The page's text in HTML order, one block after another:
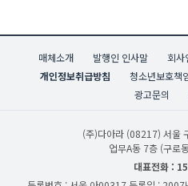
매체소개 발행인 인사말 회사
개인정보취급방침
청소년보호책
광고문의
(주)다아라 (08217) 서울
업무A동 7층 (구로
대표전화 :